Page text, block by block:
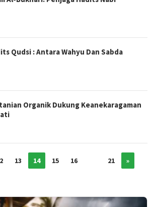
Qudsi : Antara Wahyu Dan Sabda
Organik Dukung Keanekaragaman
13 14 15 16 21 »